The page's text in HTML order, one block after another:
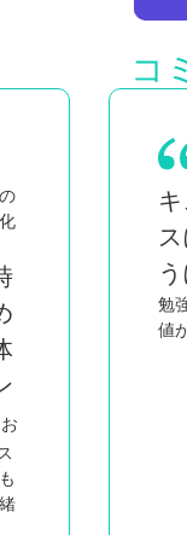
コ
双
て、